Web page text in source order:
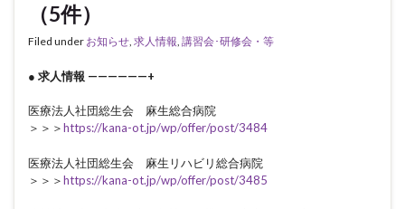
（5件）
Filed under お知らせ, 求人情報, 講習会･研修会・等
● 求人情報 ——————+
医療法人社団総生会 麻生総合病院
＞＞＞https://kana-ot.jp/wp/offer/post/3484
医療法人社団総生会 麻生リハビリ総合病院
＞＞＞https://kana-ot.jp/wp/offer/post/3485